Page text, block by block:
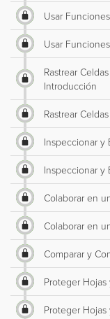
Usar
Usar
Rastrear
Introducción
Rastrear
Inspeccionar y
Inspeccionar y
Colaborar en
Colaborar en
Comparar y
Proteger
Proteger